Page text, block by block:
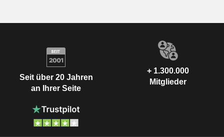
Seit über 20 Jahren
an Ihrer Seite
+ 1.300.000
Mitglieder